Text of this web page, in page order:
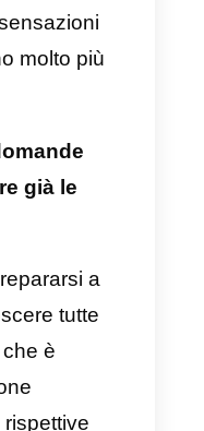
Questi
quando un
di loro e poi li
Questo è il
importante
strumenti per il
gestire i
efficace.